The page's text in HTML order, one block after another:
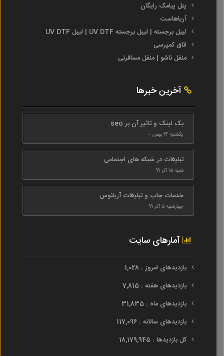
پنل پیامک رایگان
آریاهاست
لیبل برجسته | لیبل برجسته UV DTF | لیبل UV DTF
اتاق کمپرسی
منقل تاشو | منقل مسافرتی
آخرین خبرها
بک لینک و تاثیر آن بر seo
یکشنبه ۲۴ بهمن ۰
تبلیغات در شبکه های اجتماعی
شنبه ۱۵ آذر ۹۹
خدمات چاپ و تبلیغات آریانوس
چهارشنبه ۵ آذر ۹۹
آمارهای سایت
بازدیدهای امروز : 1,028
بازدیدهای هفته : 7,815
بازدیدهای ماه : 31,835
بازدیدهای سالانه : 117,096
کل بازدیدها : 18,179,945